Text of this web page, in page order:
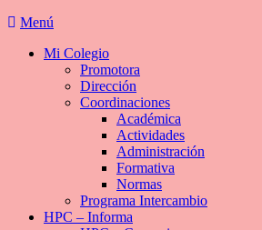
Saltar
contenido
Menú
Mi Colegio
Promotora
Dirección
Coordinaciones
Académica
Actividades
Administración
Formativa
Normas
Programa Intercambio
HPC – Informa